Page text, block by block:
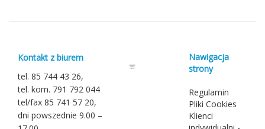
Kontakt z biurem
tel. 85 744 43 26,
tel. kom. 791 792 044
tel/fax 85 741 57 20,
dni powszednie 9.00 –
Nawigacja
strony
Regulamin
Pliki Cookies
Klienci